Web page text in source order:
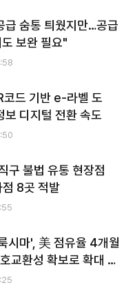
급 숨통 틔웠지만…공급
보완 필요"
코드 기반 e-라벨 도
보 디지털 전환 속도
구 불법 유통 현장점
8곳 적발
시마', 美 점유율 4개월
교환성 확보로 확대 기